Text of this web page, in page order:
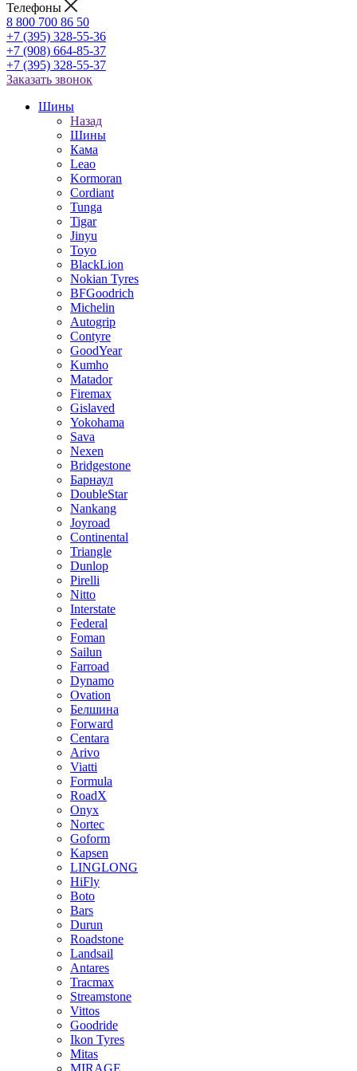
Телефоны
8 800 700 86 50
+7 (395) 328-55-36
+7 (908) 664-85-37
+7 (395) 328-55-37
Заказать звонок
Шины
Назад
Шины
Кама
Leao
Kormoran
Cordiant
Tunga
Tigar
Jinyu
Toyo
BlackLion
Nokian Tyres
BFGoodrich
Michelin
Autogrip
Contyre
GoodYear
Kumho
Matador
Firemax
Gislaved
Yokohama
Sava
Nexen
Bridgestone
Барнаул
DoubleStar
Nankang
Joyroad
Continental
Triangle
Dunlop
Pirelli
Nitto
Interstate
Federal
Foman
Sailun
Farroad
Dynamo
Ovation
Белшина
Forward
Centara
Arivo
Viatti
Formula
RoadX
Onyx
Nortec
Goform
Kapsen
LINGLONG
HiFly
Boto
Bars
Durun
Roadstone
Landsail
Antares
Tracmax
Streamstone
Vittos
Goodride
Ikon Tyres
Mitas
MIRAGE